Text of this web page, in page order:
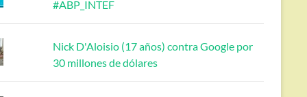
#ABP_INTEF
Nick D'Aloisio (17 años) contra Google por
30 millones de dólares